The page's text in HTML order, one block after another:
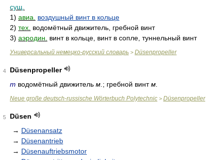
сущ.
1) авиа.
воздушный винт в кольце
2) тех. водомётный движитель, гребной винт
3) аэродин. винт в кольце, винт в сопле, туннельный винт
Универсальный немецко-русский словарь > Düsenpropeller
4
Düsenpropeller
m водомётный движитель м. ; гребной винтм.
Neue große deutsch-russische Wörterbuch Polytechnic > Düsenpropeller
5
Düsen
→ Düsenansatz
→ Düsenantrieb
→ Düsenauftriebsmotor